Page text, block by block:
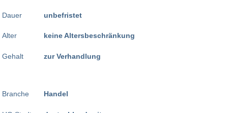
Dauer
Alter
Gehalt
unbefristet
keine Altersbeschränkung
zur Verhandlung
Branche Handel